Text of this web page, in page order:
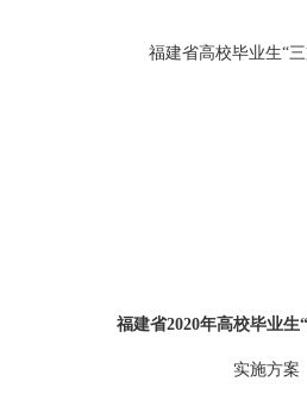
福建省高校毕业生“
福建省2020年高校毕业生
实施方案